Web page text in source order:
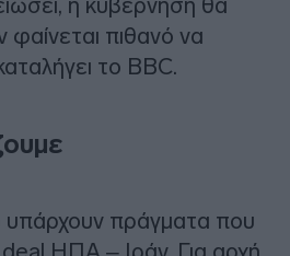
η κυβέρνηση θα
φαίνεται πιθανό να
το BBC.
υπάρχουν πράγματα που